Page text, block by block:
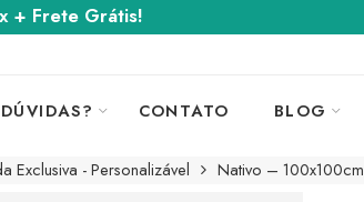
+ Frete Grátis!
DÚVIDAS? CONTATO BLOG
Exclusiva - Personalizável Nativo – 100x100cm